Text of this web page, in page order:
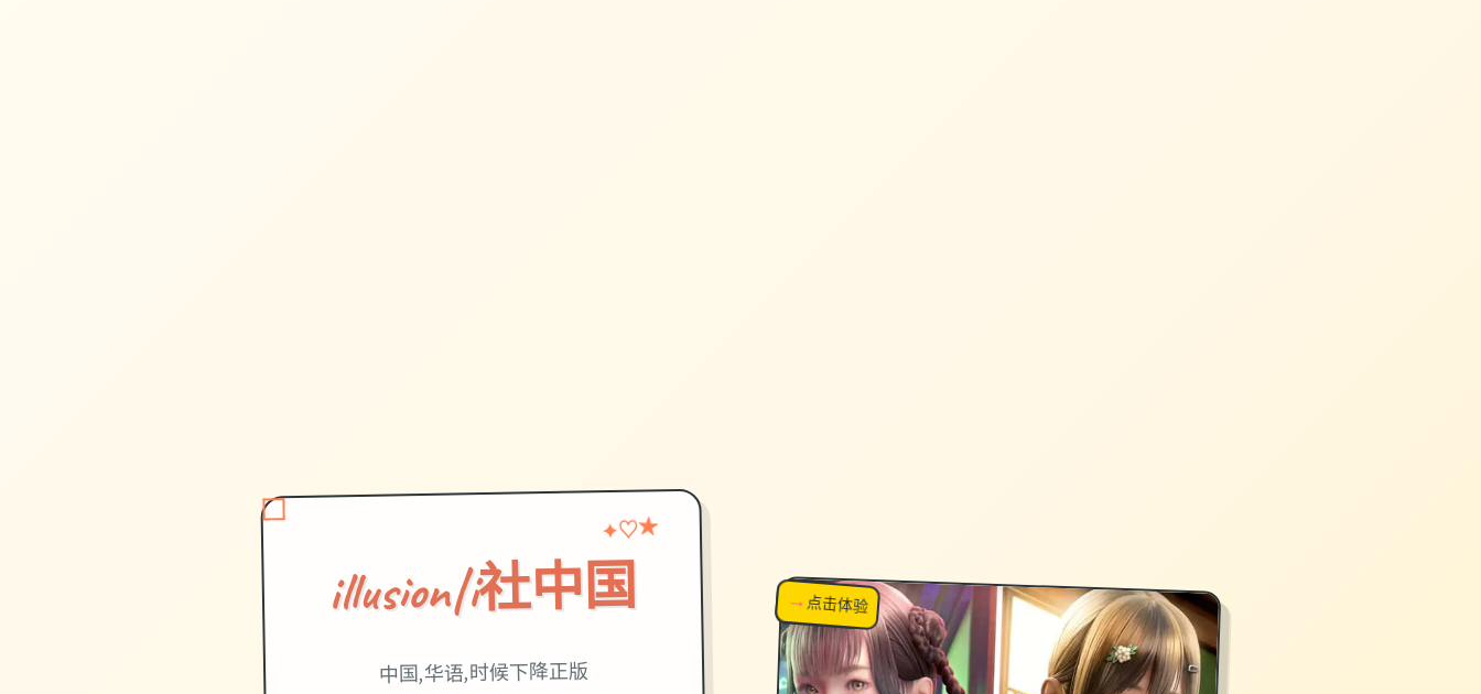
illusion|i社中国
✦
♡★
中国,华语,时候下降正版
↗超棒！
→点击体验